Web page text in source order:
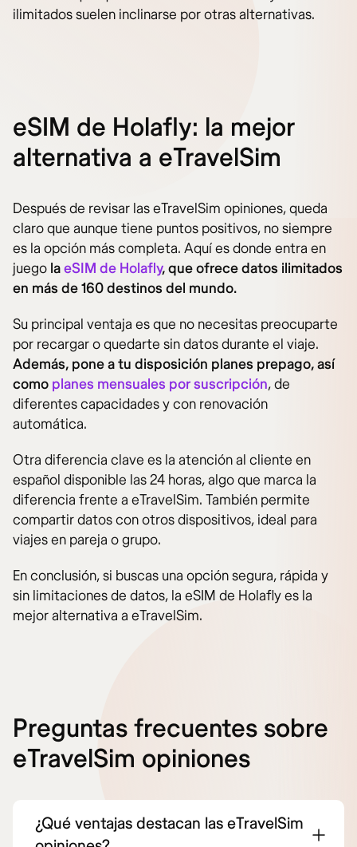
ilimitados suelen inclinarse por otras alternativas.
eSIM de Holafly: la mejor
alternativa a eTravelSim
Después de revisar las eTravelSim opiniones, queda
claro que aunque tiene puntos positivos, no siempre
es la opción más completa. Aquí es donde entra en
juego laeSIM de Holafly, que ofrece datos ilimitados
en más de 160 destinos del mundo.
Su principal ventaja es que no necesitas preocuparte
por recargar o quedarte sin datos durante el viaje.
Además, pone a tu disposición planes prepago, así
como planes mensuales por suscripción, de
diferentes capacidades y con renovación
automática.
Otra diferencia clave es la atención al cliente en
español disponible las 24 horas, algo que marca la
diferencia frente a eTravelSim. También permite
compartir datos con otros dispositivos, ideal para
viajes en pareja o grupo.
En conclusión, si buscas una opción segura, rápida y
sin limitaciones de datos, la eSIM de Holafly es la
mejor alternativa a eTravelSim.
Preguntas frecuentes sobre
eTravelSim opiniones
¿Qué ventajas destacan las eTravelSim